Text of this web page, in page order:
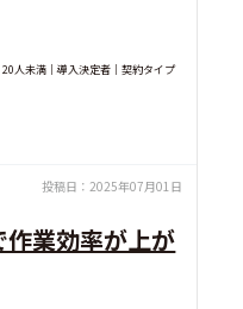
人未満｜導入決定者｜契約タイプ
投稿日： 2025年07月01日
業効率が上が